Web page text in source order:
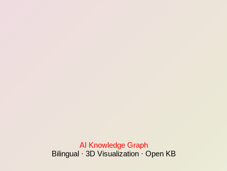
AI Knowledge Graph
Bilingual · 3D Visualization · Open KB